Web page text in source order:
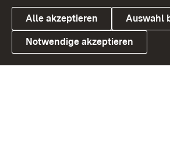
Link zum Landesportal
Alle akzeptieren Auswahl
Notwendige akzeptieren